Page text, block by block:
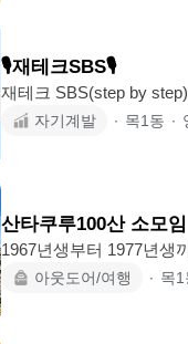
🎙️재테크SBS🎙️
재테크 SBS(step by step) 💰 돈 얘기, 편하게 할 수 있는 모임 월급은 들어오는데
왜 돈은 안 모일까?🤨 투
배우고 같이 성장하는 재테크 모임이에요. 혼자
됩니다. 📌 운
자기계발 ∙ 목1동 ∙
산타쿠루100산 소모임
1967년생부터 1977년생까지 함께합니다 100산인
기와 맛집투어 자연을 즐기는 모임 대중교통보다는 편하
아웃도어/여행 ∙ 목1